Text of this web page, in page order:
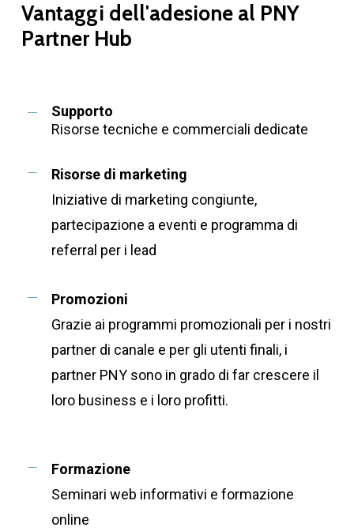
Vantaggi dell'adesione al PNY
Partner Hub
Supporto
Risorse tecniche e commerciali dedicate
Risorse di marketing
Iniziative di marketing congiunte,
partecipazione a eventi e programma di
referral per i lead
Promozioni
Grazie ai programmi promozionali per i nostri
partner di canale e per gli utenti finali, i
partner PNY sono in grado di far crescere il
loro business e i loro profitti.
Formazione
Seminari web informativi e formazione
online